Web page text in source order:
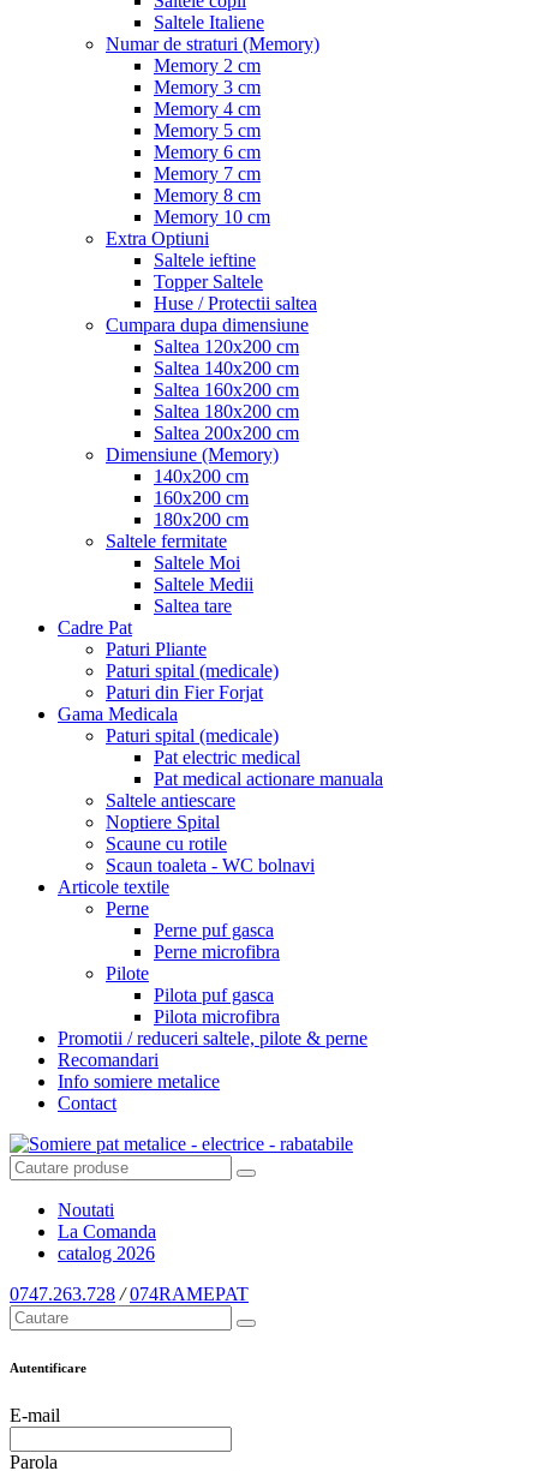
Saltele Italiene
Numar de straturi (Memory)
Memory 2 cm
Memory 3 cm
Memory 4 cm
Memory 5 cm
Memory 6 cm
Memory 7 cm
Memory 8 cm
Memory 10 cm
Extra Optiuni
Saltele ieftine
Topper Saltele
Huse / Protectii saltea
Cumpara dupa dimensiune
Saltea 120x200 cm
Saltea 140x200 cm
Saltea 160x200 cm
Saltea 180x200 cm
Saltea 200x200 cm
Dimensiune (Memory)
140x200 cm
160x200 cm
180x200 cm
Saltele fermitate
Saltele Moi
Saltele Medii
Saltea tare
Cadre Pat
Paturi Pliante
Paturi spital (medicale)
Paturi din Fier Forjat
Gama Medicala
Paturi spital (medicale)
Pat electric medical
Pat medical actionare manuala
Saltele antiescare
Noptiere Spital
Scaune cu rotile
Scaun toaleta - WC bolnavi
Articole textile
Perne
Perne puf gasca
Perne microfibra
Pilote
Pilota puf gasca
Pilota microfibra
Promotii / reduceri saltele, pilote & perne
Recomandari
Info somiere metalice
Contact
Noutati
La Comanda
catalog 2026
0747.263.728 / 074RAMEPAT
Autentificare
E-mail
Parola